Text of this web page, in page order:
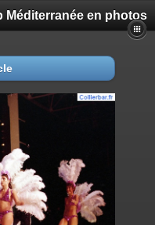
Méditerranée en photos